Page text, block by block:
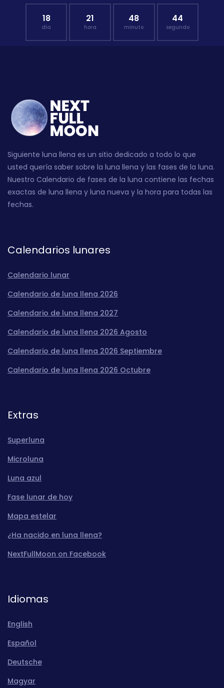
18
día
21
hora
48
minuto
43
segundo
Siguiente luna llena es un sitio dedicado a todo lo que
usted quería saber sobre la luna llena y las fases de la luna.
Nuestro Calendario de fases de la luna contiene las fechas
exactas de luna llena y luna nueva y la hora para todas las
fechas.
Calendarios lunares
Calendario lunar
Calendario de luna llena 2026
Calendario de luna llena 2027
Calendario de luna llena 2026 Agosto
Calendario de luna llena 2026 Septiembre
Calendario de luna llena 2026 Octubre
Extras
Superluna
Microluna
Luna azul
Fase lunar de hoy
Mapa estelar
¿Ha nacido en luna llena?
NextFullMoon on Facebook
Idiomas
English
Español
Deutsche
Magyar